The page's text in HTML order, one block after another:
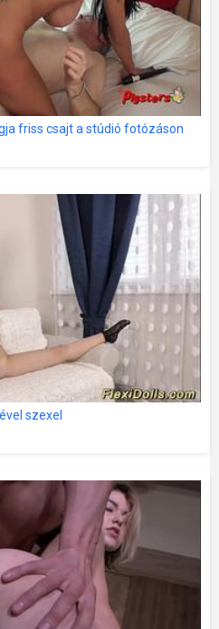
friss csajt a stúdió fotózáson
szexel